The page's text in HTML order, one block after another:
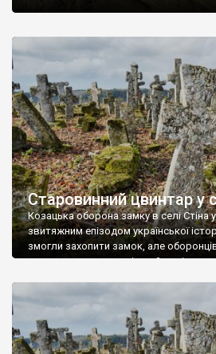
Старовинний цвинтар у
Козацька оборона замку в селі Стіна
звитяжним епізодом української
змогли захопити замок, але
поховали на цвинтарі, який тоді
ньому чимало хрестів 19 століття, є